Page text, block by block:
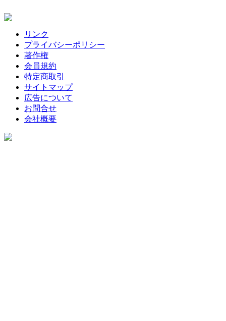
リンク
プライバシーポリシー
著作権
会員規約
特定商取引
サイトマップ
広告について
お問合せ
会社概要